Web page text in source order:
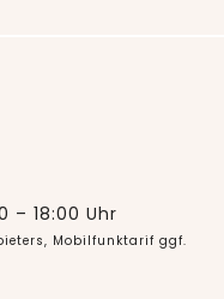
– 18:00 Uhr
Mobilfunktarif ggf.